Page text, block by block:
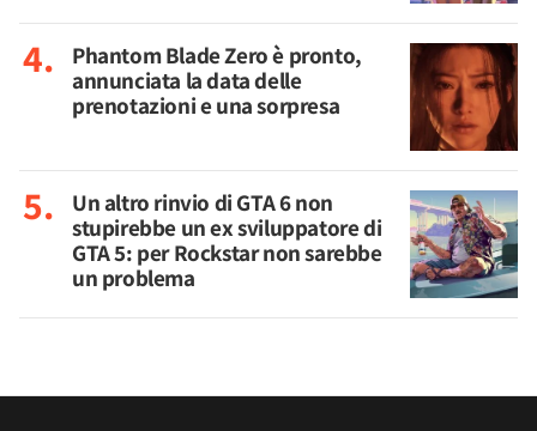
Phantom Blade Zero è pronto,
annunciata la data delle
prenotazioni e una sorpresa
Un altro rinvio di GTA 6 non
stupirebbe un ex sviluppatore di
GTA 5: per Rockstar non sarebbe
un problema